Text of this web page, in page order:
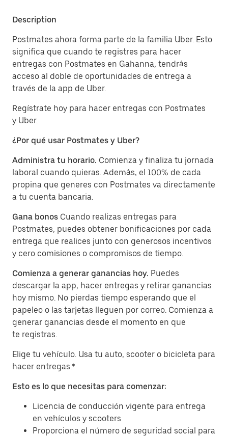
Description
Postmates ahora forma parte de la familia Uber. Esto
significa que cuando te registres para hacer
entregas con Postmates en Gahanna, tendrás
acceso al doble de oportunidades de entrega a
través de la app de Uber.
Regístrate hoy para hacer entregas con Postmates
y Uber.
¿Por qué usar Postmates y Uber?
Administra tu horario. Comienza y finaliza tu jornada
laboral cuando quieras. Además, el 100% de cada
propina que generes con Postmates va directamente
a tu cuenta bancaria.
Gana bonos Cuando realizas entregas para
Postmates, puedes obtener bonificaciones por cada
entrega que realices junto con generosos incentivos
y cero comisiones o compromisos de tiempo.
Comienza a generar ganancias hoy. Puedes
descargar la app, hacer entregas y retirar ganancias
hoy mismo. No pierdas tiempo esperando que el
papeleo o las tarjetas lleguen por correo. Comienza a
generar ganancias desde el momento en que
te registras.
Elige tu vehículo. Usa tu auto, scooter o bicicleta para
hacer entregas.*
Esto es lo que necesitas para comenzar:
Licencia de conducción vigente para entrega
en vehículos y scooters
Proporciona el número de seguridad social para